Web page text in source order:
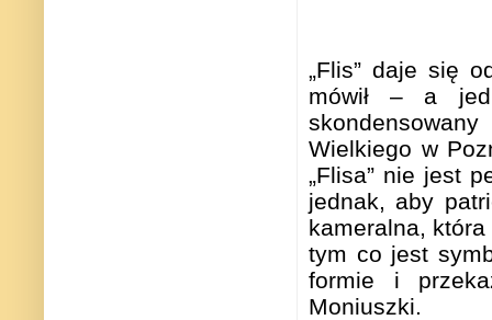
„Flis” daje się
mówił – a
Wielkiego w
„Flisa” nie jest
jednak, aby
kameralna,
tym co jest
formie i
Moniuszki.